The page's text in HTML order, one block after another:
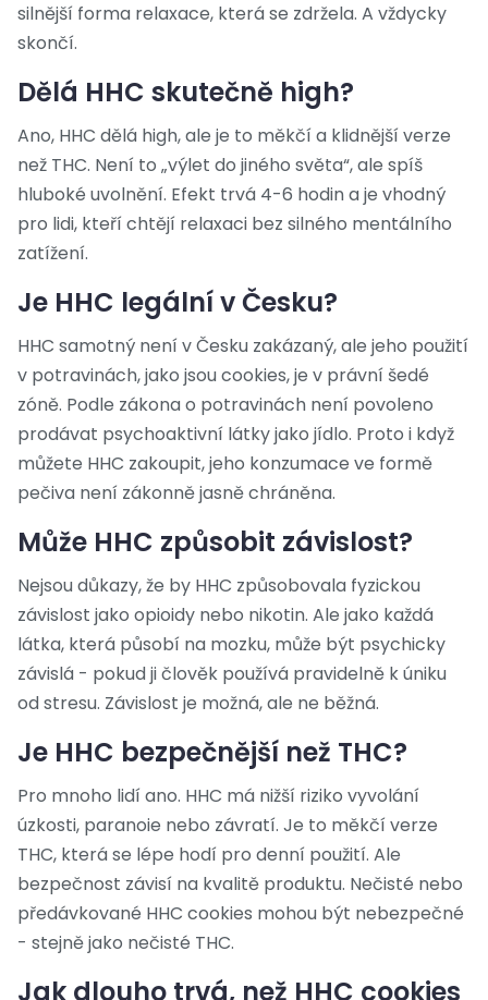
silnější forma relaxace, která se zdržela. A vždycky
skončí.
Dělá HHC skutečně high?
Ano, HHC dělá high, ale je to měkčí a klidnější verze
než THC. Není to „výlet do jiného světa“, ale spíš
hluboké uvolnění. Efekt trvá 4-6 hodin a je vhodný
pro lidi, kteří chtějí relaxaci bez silného mentálního
zatížení.
Je HHC legální v Česku?
HHC samotný není v Česku zakázaný, ale jeho použití
v potravinách, jako jsou cookies, je v právní šedé
zóně. Podle zákona o potravinách není povoleno
prodávat psychoaktivní látky jako jídlo. Proto i když
můžete HHC zakoupit, jeho konzumace ve formě
pečiva není zákonně jasně chráněna.
Může HHC způsobit závislost?
Nejsou důkazy, že by HHC způsobovala fyzickou
závislost jako opioidy nebo nikotin. Ale jako každá
látka, která působí na mozku, může být psychicky
závislá - pokud ji člověk používá pravidelně k úniku
od stresu. Závislost je možná, ale ne běžná.
Je HHC bezpečnější než THC?
Pro mnoho lidí ano. HHC má nižší riziko vyvolání
úzkosti, paranoie nebo závratí. Je to měkčí verze
THC, která se lépe hodí pro denní použití. Ale
bezpečnost závisí na kvalitě produktu. Nečisté nebo
předávkované HHC cookies mohou být nebezpečné
- stejně jako nečisté THC.
Jak dlouho trvá, než HHC cookies